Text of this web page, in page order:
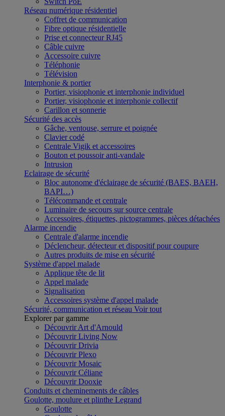
Réseau numérique résidentiel
Coffret de communication
Fibre optique résidentielle
Prise et connecteur RJ45
Câble cuivre
Accessoire cuivre
Téléphonie
Télévision
Interphonie & portier
Portier, visiophonie et interphonie individuel
Portier, visiophonie et interphonie collectif
Carillon et sonnerie
Sécurité des accès
Gâche, ventouse, serrure et poignée
Clavier codé
Centrale Vigik et accessoires
Bouton et poussoir anti-vandale
Intrusion
Eclairage de sécurité
Bloc autonome d'éclairage de sécurité (BAES, BAEH,
BAPI…)
Télécommande et centrale
Luminaire de secours sur source centrale
Accessoires, étiquettes, pictogrammes, pièces détachées
Alarme incendie
Centrale d'alarme incendie
Déclencheur, détecteur et dispositif pour coupure
Autres produits de mise en sécurité
Système d'appel malade
Applique tête de lit
Appel malade
Signalisation
Accessoires système d'appel malade
Sécurité, communication et réseau Voir tout
Explorer par gamme
Découvrir Art d'Arnould
Découvrir Living Now
Découvrir Drivia
Découvrir Plexo
Découvrir Mosaic
Découvrir Céliane
Découvrir Dooxie
Conduits et cheminements de câbles
Goulotte, moulure et plinthe Legrand
Goulotte